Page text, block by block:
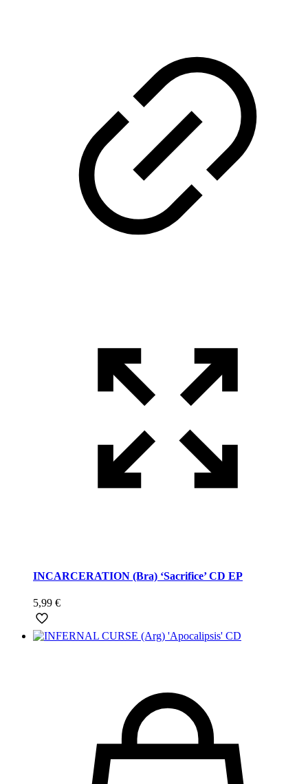
INCARCERATION (Bra) ‘Sacrifice’ CD EP
5,99 €